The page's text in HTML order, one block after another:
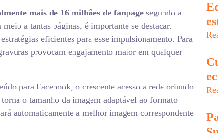
mais de 16 milhões de fanpage segundo a
a tantas páginas, é importante se destacar.
eficientes para esse impulsionamento. Para
provocam engajamento maior em qualquer
para Facebook, o crescente acesso a rede oriundo
o tamanho da imagem adaptável ao formato
automaticamente a melhor imagem correspondente